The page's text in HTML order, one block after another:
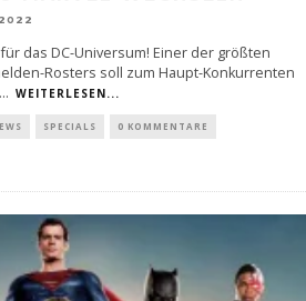
das DC-Universum! Einer der größten
Rosters soll zum Haupt-Konkurrenten
... WEITERLESEN...
SPECIALS 0 KOMMENTARE